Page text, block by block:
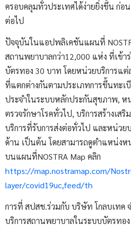
ครอบคลุมทั่วประเทศได้ง่ายยิ่งขึ้น ก่อ
ต่อไป
ปัจจุบันในแอปพลิเคชันแผนที่
สถานพยาบาลกว่า12,000 แห่ง ที่เข้
บัตรทอง 30 บาท โดยหน่วยบริการแต่
ที่แตกต่างกันตามประเภทการขึ้นทะเ
ประจำในระบบหลักประกันสุขภาพ, ห
ตรวจรักษาโรคทั่วไป, บริการสร้างเส
บริการที่รับการส่งต่อทั่วไป และหน่วย
ด้าน เป็นต้น โดยสามารถดูตำแหน่งห
บนแผนที่NOSTRA Map คลิก
https://map.nostramap.com/
layer/covid19uc,feed/th
การที่ สปสช.ร่วมกับ บริษัท โกลบเท
บริการสถานพยาบาลในระบบบัตรทอ